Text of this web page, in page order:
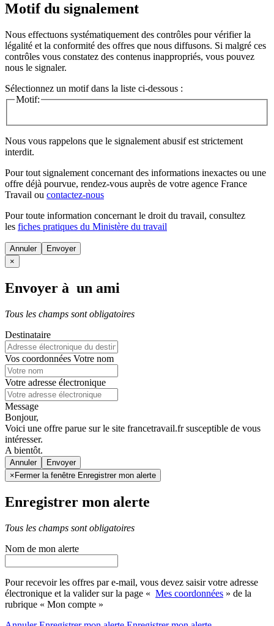
Motif du signalement
Nous effectuons systématiquement des contrôles pour vérifier la
légalité et la conformité des offres que nous diffusons. Si malgré ces
contrôles vous constatez des contenus inappropriés, vous pouvez
nous le signaler.
Sélectionnez un motif dans la liste ci-dessous :
Motif:
Nous vous rappelons que le signalement abusif est strictement
interdit.
Pour tout signalement concernant des informations inexactes ou une
offre déjà pourvue, rendez-vous auprès de votre agence France
Travail ou contactez-nous
Pour toute information concernant le droit du travail, consultez
les fiches pratiques du Ministère du travail
Annuler
×
Envoyer à un ami
Tous les champs sont obligatoires
Destinataire
Vos coordonnées Votre nom
Votre adresse électronique
Message
Bonjour,
Voici une offre parue sur le site francetravail.fr susceptible de vous
intéresser.
A bientôt.
Annuler
× Fermer la fenêtre Enregistrer mon alerte
Enregistrer mon alerte
Tous les champs sont obligatoires
Nom de mon alerte
Pour recevoir les offres par e-mail, vous devez saisir votre adresse
électronique et la valider sur la page « Mes coordonnées » de la
rubrique « Mon compte »